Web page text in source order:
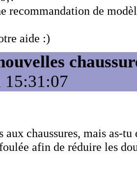
recommandation de
aide :)
15:31:07
aux chaussures, mais as-
afin de réduire les